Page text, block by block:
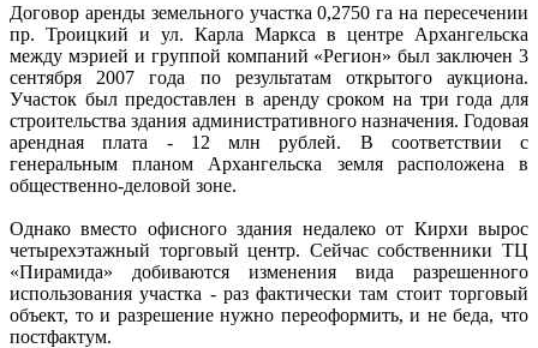
Договор аренды земельного участка 0,2750 га на пересечении
пр. Троицкий и ул. Карла Маркса в центре Архангельска
между мэрией и группой компаний «Регион» был заключен 3
сентября 2007 года по результатам открытого аукциона.
Участок был предоставлен в аренду сроком на три года для
строительства здания административного назначения. Годовая
арендная плата - 12 млн рублей. В соответствии с
генеральным планом Архангельска земля расположена в
общественно-деловой зоне.
Однако вместо офисного здания недалеко от Кирхи вырос
четырехэтажный торговый центр. Сейчас собственники ТЦ
«Пирамида» добиваются изменения вида разрешенного
использования участка - раз фактически там стоит торговый
объект, то и разрешение нужно переоформить, и не беда, что
постфактум.